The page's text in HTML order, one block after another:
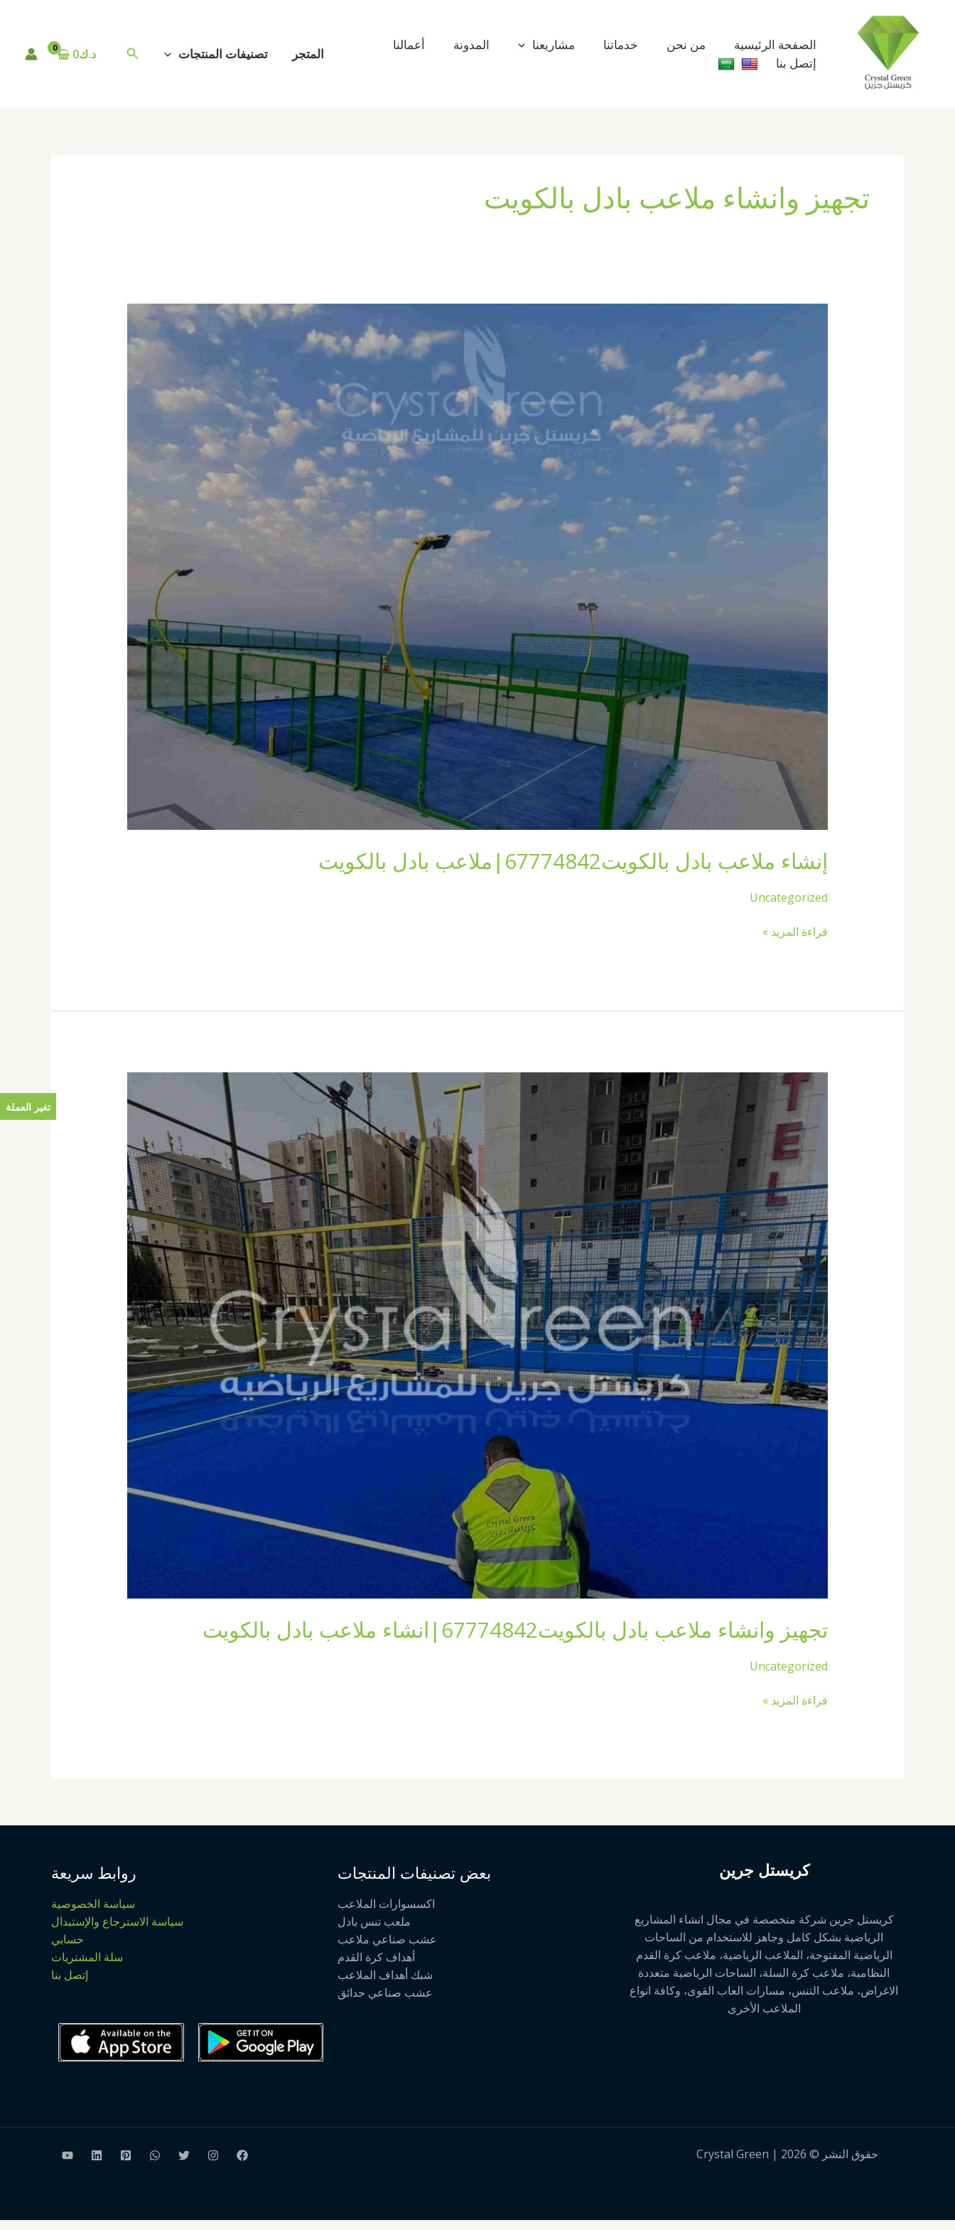
الصفحة الرئيسية من نحن خدماتنا مشاريعنا المدونة
أعمالنا
إتصل بنا
المتجر تصنيفات المنتجات البحث د.ك0
تجهيز وانشاء ملاعب بادل بالكويت
إنشاء ملاعب بادل بالكويت67774842|ملاعب بادل بالكويت
Uncategorized
بالكويت67774842|
بالكويت
قراءة المزيد »
تجهيز وانشاء ملاعب بادل بالكويت67774842|انشاء ملاعب بادل بالكويت
Uncategorized
تجهيز
وانشاء
ملاعب
بادل
ملاعب
بادل
بالكويت
قراءة المزيد »
كريستل جرين
كريستل جرين شركة متخصصة في مجال انشاء المشاريع
الرياضية بشكل كامل وجاهز للاستخدام من الساحات
الرياضية المفتوحة، الملاعب الرياضية، ملاعب كرة القدم
النظامية، ملاعب كرة السلة، الساحات الرياضية متعددة
الاغراض، ملاعب التنس، مسارات العاب القوى، وكافة انواع
الملاعب الأخرى
بعض تصنيفات المنتجات
اكسسوارات الملاعب
ملعب تنس بادل
عشب صناعي ملاعب
أهداف كرة القدم
شبك أهداف الملاعب
عشب صناعي حدائق
روابط سريعة
سياسة الخصوصية
سياسة الاسترجاع والإستبدال
حسابي
سلة المشتريات
إتصل بنا
حقوق النشر © 2026 | Crystal Green
تغير العملة